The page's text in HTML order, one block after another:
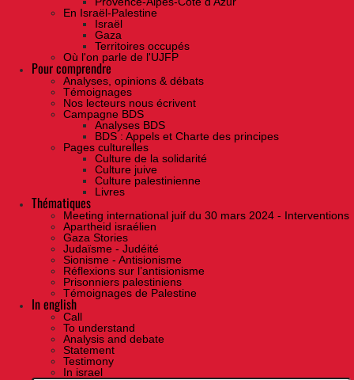
En Israël-Palestine
Israël
Gaza
Territoires occupés
Où l'on parle de l'UJFP
Pour comprendre
Analyses, opinions & débats
Témoignages
Nos lecteurs nous écrivent
Campagne BDS
Analyses BDS
BDS : Appels et Charte des principes
Pages culturelles
Culture de la solidarité
Culture juive
Culture palestinienne
Livres
Thématiques
Meeting international juif du 30 mars 2024 - Interventions
Apartheid israélien
Gaza Stories
Judaïsme - Judéité
Sionisme - Antisionisme
Réflexions sur l’antisionisme
Prisonniers palestiniens
Témoignages de Palestine
In english
Call
To understand
Analysis and debate
Statement
Testimony
In israel